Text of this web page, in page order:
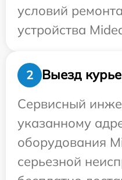
условий
устройства
2
Выезд
Сервисный
указанному
оборудования
серьезной